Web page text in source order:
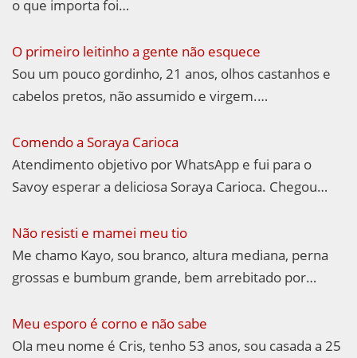
o que importa foi…
O primeiro leitinho a gente não esquece
Sou um pouco gordinho, 21 anos, olhos castanhos e
cabelos pretos, não assumido e virgem.…
Comendo a Soraya Carioca
Atendimento objetivo por WhatsApp e fui para o
Savoy esperar a deliciosa Soraya Carioca. Chegou…
Não resisti e mamei meu tio
Me chamo Kayo, sou branco, altura mediana, perna
grossas e bumbum grande, bem arrebitado por…
Meu esporo é corno e não sabe
Ola meu nome é Cris, tenho 53 anos, sou casada a 25